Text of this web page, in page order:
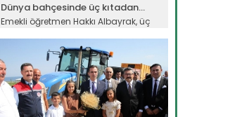
Dünya bahçesinde üç kıtadan...
Emekli öğretmen Hakkı Albayrak, üç
Devamını Oku ->